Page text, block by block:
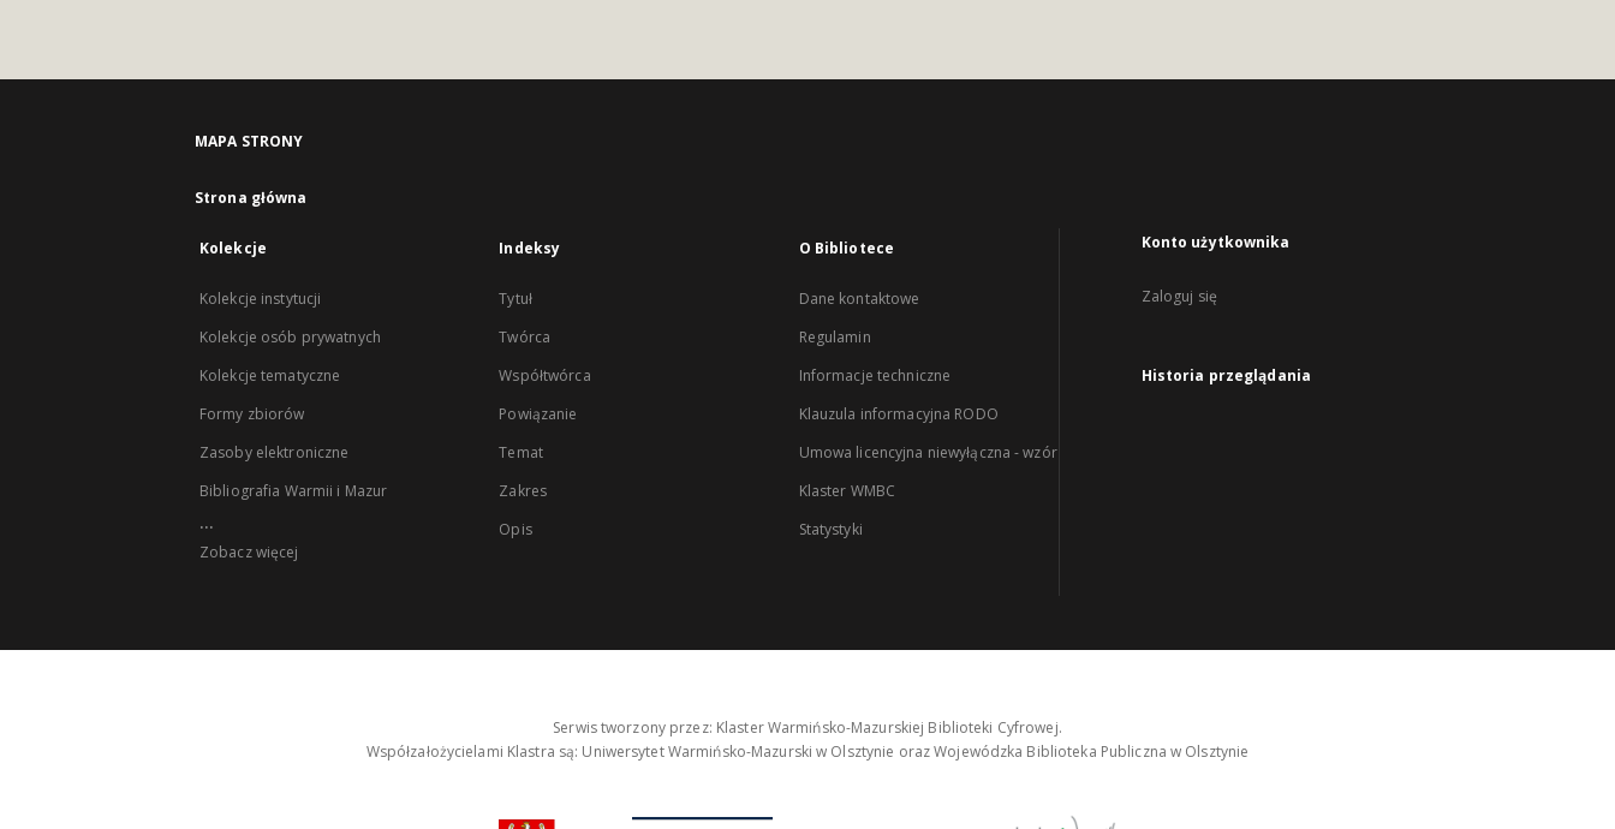
MAPA STRONY
Strona główna
Kolekcje
Kolekcje instytucji
Kolekcje osób prywatnych
Kolekcje tematyczne
Formy zbiorów
Zasoby elektroniczne
Bibliografia Warmii i Mazur
...
Zobacz więcej
Indeksy
Tytuł
Twórca
Współtwórca
Powiązanie
Temat
Zakres
Opis
O Bibliotece
Dane kontaktowe
Regulamin
Informacje techniczne
Klauzula informacyjna RODO
Umowa licencyjna niewyłączna - wzór
Klaster WMBC
Statystyki
Konto użytkownika
Zaloguj się
Historia przeglądania
Serwis tworzony przez: Klaster Warmińsko-Mazurskiej Biblioteki Cyfrowej.
Współzałożycielami Klastra są: Uniwersytet Warmińsko-Mazurski w Olsztynie oraz Wojewódzka Biblioteka Publiczna w Olsztynie